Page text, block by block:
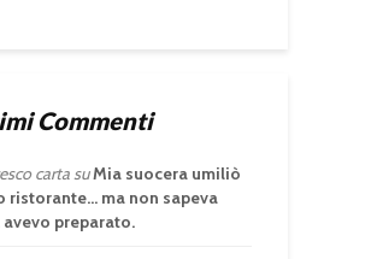
Commenti
cartasuMia suocera umiliò
ristorante… ma non sapeva
avevo preparato.